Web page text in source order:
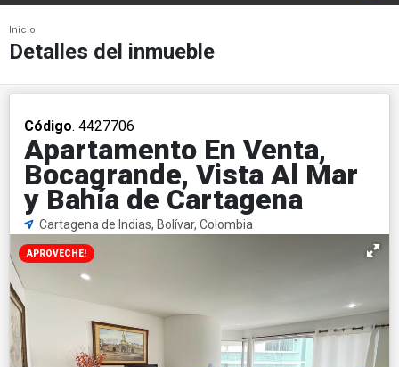
Inicio
Detalles del inmueble
Código. 4427706
Apartamento En Venta,
Bocagrande, Vista Al Mar
y Bahía de Cartagena
Cartagena de Indias, Bolívar, Colombia
APROVECHE!